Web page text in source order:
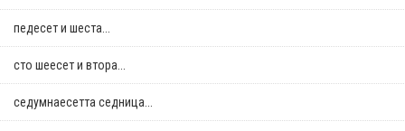
педесет и шеста...
сто шеесет и втора...
седумнаесетта седница...